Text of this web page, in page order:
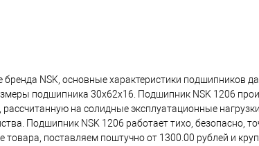
NSK, основные характеристики подшипников
подшипника 30x62x16. Подшипник NSK 1206
на солидные эксплуатационные
Подшипник NSK 1206 работает тихо, безопасно,
поставляем поштучно от 1300.00 рублей и